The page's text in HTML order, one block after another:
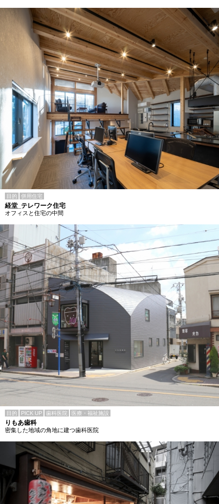
目的 併用住宅
経堂_テレワーク住宅
オフィスと住宅の中間
目的 PICK UP 歯科医院 医療・福祉施設
りもあ歯科
密集した地域の角地に建つ歯科医院